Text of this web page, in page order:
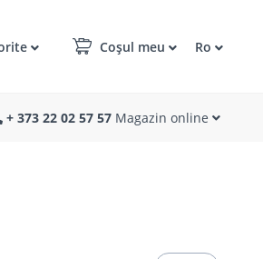
Coșul meu Ro
+ 373 22 02 57 57 Magazin online